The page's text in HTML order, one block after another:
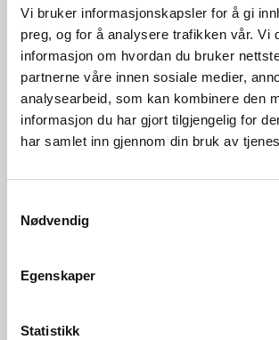
Vi bruker informasjonskapsler for å gi
preg, og for å analysere trafikken vår. Vi
informasjon om hvordan du bruker
partnerne våre innen sosiale medier,
analysearbeid, som kan kombinere den
informasjon du har gjort tilgjengelig for
har samlet inn gjennom din bruk av
Nødvendig
Egenskaper
Statistikk
Les også
Vassmagasinstatistikk veke 31